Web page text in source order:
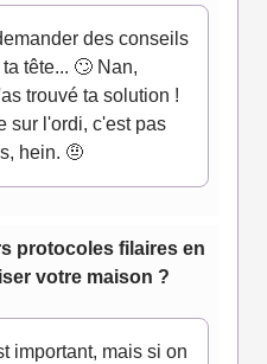
des conseils
tête... 🙄 Nan,
trouvé ta solution !
sur l'ordi, c'est pas
hein. 🤨
protocoles filaires en
votre maison ?
important, mais si on